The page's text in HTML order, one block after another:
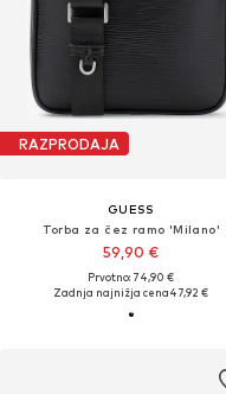
RAZPRODAJA
GUESS
Torba za čez ramo 'Milano'
59,90 €
Prvotno: 74,90 €
Zadnja najnižja cena47,92 €